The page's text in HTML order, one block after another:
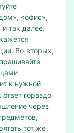
«офис»,
так далее.
Во‑вторых,
к нужной
гораздо
через
тот же